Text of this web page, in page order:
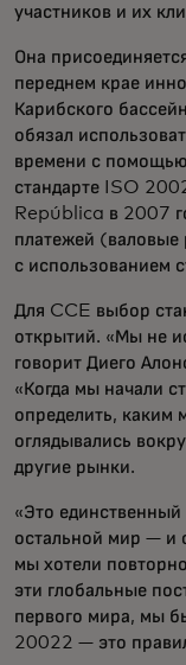
участников и их
Она
переднем крае
Карибского
обязал
времени с
стандарте ISO
República в 2007
платежей (валовые
с использованием
Для CCE выбор
открытий. «Мы не
говорит Диего
«Когда мы начали
определить, каким
оглядывались
другие рынки.
«Это единственный
остальной мир — и
мы хотели
эти глобальные
первого мира, мы
20022 — это